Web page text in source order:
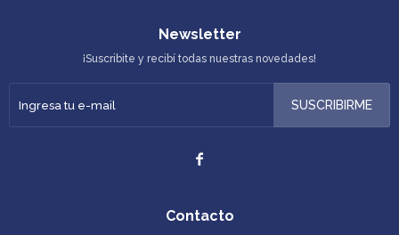
Contacto
Newsletter
¡Suscribite y recibí todas nuestras novedades!
SUSCRIBIRME
